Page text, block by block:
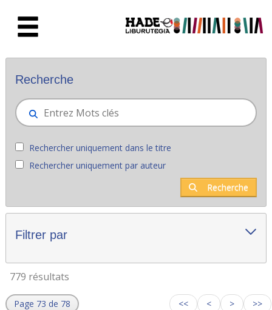
Nouveaux livres - Liburutegia
Recherche
Rechercher uniquement dans le titre
Rechercher uniquement par auteur
Recherche
Filtrer par
779 résultats
Page 73 de 78 << < > >>